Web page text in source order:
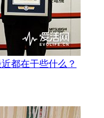
都在干些什么？